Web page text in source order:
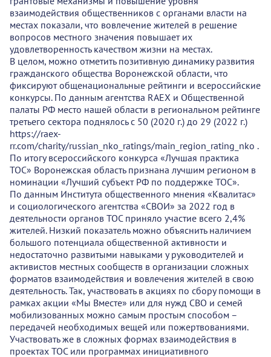
взаимодействия общественников с органами власти на
местах показали, что вовлечение жителей в решение
вопросов местного значения повышает их
удовлетворенность качеством жизни на местах.
В целом, можно отметить позитивную динамику развития
гражданского общества Воронежской области, что
фиксируют общенациональные рейтинги и всероссийские
конкурсы. По данным агентства RAEX и Общественной
палаты РФ место нашей области в региональном рейтинге
третьего сектора поднялось с 50 (2020 г.) до 29 (2022 г.)
https://raex-
rr.com/charity/russian_nko_ratings/main_region_rating_nko .
По итогу всероссийского конкурса «Лучшая практика
ТОС» Воронежская область признана лучшим регионом в
номинации «Лучший субъект РФ по поддержке ТОС».
По данным Института общественного мнения «Квалитас»
и социологического агентства «СВОИ» за 2022 год в
деятельности органов ТОС приняло участие всего 2,4%
жителей. Низкий показатель можно объяснить наличием
большого потенциала общественной активности и
недостаточно развитыми навыками у руководителей и
активистов местных сообществ в организации сложных
форматов взаимодействия и вовлечения жителей в свою
деятельность. Так, участвовать в акциях по сбору помощи в
рамках акции «Мы Вместе» или для нужд СВО и семей
мобилизованных можно самым простым способом –
передачей необходимых вещей или пожертвованиями.
Участвовать же в сложных формах взаимодействия в
проектах ТОС или программах инициативного